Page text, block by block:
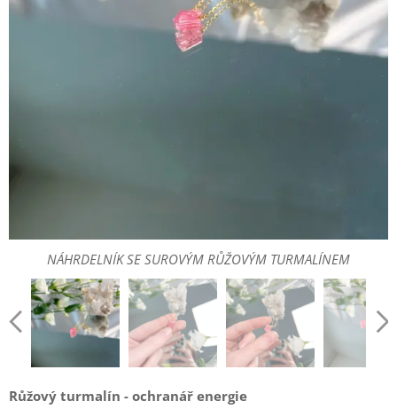
NÁHRDELNÍK SE SUROVÝM RŮŽOVÝM TURMALÍNEM
NÁHRDELNÍK SE SUROVÝM RŮŽOVÝM TURMALÍNEM
NÁHRDELNÍK SE SUROVÝM RŮŽOVÝM TURMALÍNEM
NÁHRDELNÍK SE SUROVÝM RŮŽOVÝM TURMALÍNEM
Růžový turmalín - ochranář energie